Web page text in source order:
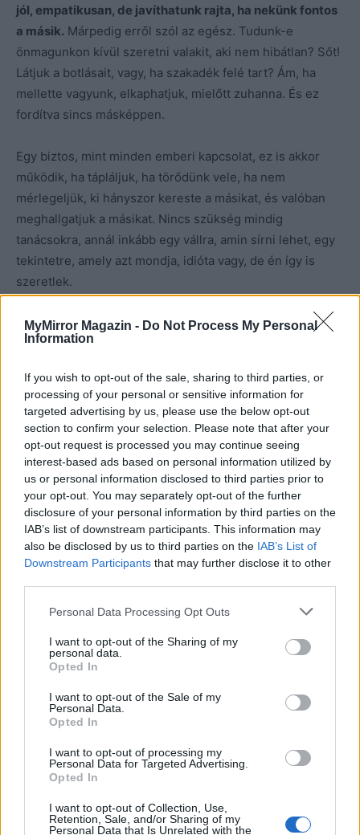
MyMirror Magazin - Do Not Process My Personal
Information
If you wish to opt-out of the sale, sharing to third parties, or
processing of your personal or sensitive information for
targeted advertising by us, please use the below opt-out
section to confirm your selection. Please note that after your
opt-out request is processed you may continue seeing
interest-based ads based on personal information utilized by
us or personal information disclosed to third parties prior to
your opt-out. You may separately opt-out of the further
disclosure of your personal information by third parties on the
IAB’s list of downstream participants. This information may
also be disclosed by us to third parties on the IAB’s List of
Downstream Participants that may further disclose it to other
Personal Data Processing Opt Outs
I want to opt-out of the Sharing of my
personal data.
Opted In
I want to opt-out of the Sale of my
Personal Data.
Opted In
I want to opt-out of processing my
Personal Data for Targeted Advertising.
Opted In
I want to opt-out of Collection, Use,
Retention, Sale, and/or Sharing of my
Personal Data that Is Unrelated with the
jól, empatikusan, de javíthatunk rajta, ha nekünk fontos
a másik. Márpedig erről szól az egész. Tudunk-e
önmagunkon kívül szeretni valakit, aki nem hibátlan? Sőt!
Látjuk a botlásait, vagy, ha szakadék felé tart? Ám, ha
mellette vagyunk, elkaphatjuk, mielőtt zuhanna. És ez
fordítva sincs másképpen.
Egy biztos, mint minden emberi kapcsolat, ez is akkor
működik, ha tápláljuk, ha törődünk vele, ha nem
mérlegeljük, ki hányszor kereste a másikat, és valóban
meghallgatjuk a másikat. Nincs szükség mindig
tanácsokra, annál inkább egy vállra, amin sírni lehet, egy
tekintetre, amely azt mondja, idióta vagy, de én így is
szeretlek.
Az őszinte és tiszta barátság az élet egyik legnagyobb
jutalma a hétköznapokban. Ha élünk vele és meglátjuk.
aranynál.
Kép forrása: Pinterest
Oktatás és nevelés területén dolgozom, de minden
szabadidőmben írok. Szeretek belesni a hétköznapok függönye